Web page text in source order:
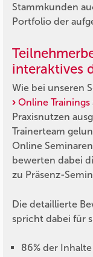
Stammkunden
Portfolio der
interaktives
Wie bei unseren
Online Trainings
Praxisnutzen
Trainerteam
Online
bewerten dabei
zu Präsenz-
Die detaillierte
spricht dabei für
86% der